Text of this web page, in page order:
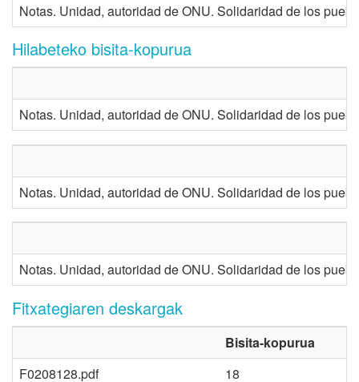
Notas. Unidad, autoridad de ONU. Solidaridad de los
Hilabeteko bisita-kopurua
Notas. Unidad, autoridad de ONU. Solidaridad de los
Notas. Unidad, autoridad de ONU. Solidaridad de los
Notas. Unidad, autoridad de ONU. Solidaridad de los
Fitxategiaren deskargak
Bisita-kopurua
F0208128.pdf
18